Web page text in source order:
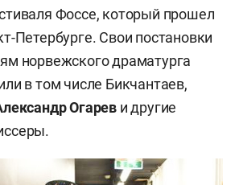
Фоссе, который прошел
Петербурге. Свои постановки
норвежского драматурга
в том числе Бикчантаев,
Огарев и другие